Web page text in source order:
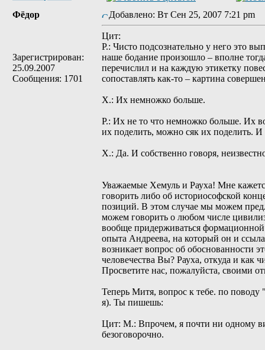
Фёдор
Зарегистрирован:
25.09.2007
Сообщения: 1701
Добавлено: Вт Сен 25, 2007 7:21 pm
Цит:
Р.: Чисто подсознательно у него это
наше бодание произошло – вполне
перечислил и на каждую этикетку
сопоставлять как-то – картина
Х.: Их немножко больше.
Р.: Их не то что немножко больше. Их
их поделить, можно сяк их поделить.
Х.: Да. И собственно говоря,
Уважаемые Хемуль и Рауха! Мне
говорить либо об историософской
позиций. В этом случае мы можем
можем говорить о любом числе
вообще придерживаться формационной
опыта Андреева, на который он и
возникает вопрос об обоснованности
человечества Вы? Рауха, откуда и как
Просветите нас, пожалуйста, своими
Теперь Митя, вопрос к тебе. по поводу
я). Ты пишешь:
Цит: М.: Впрочем, я почти ни одному
безоговорочно.